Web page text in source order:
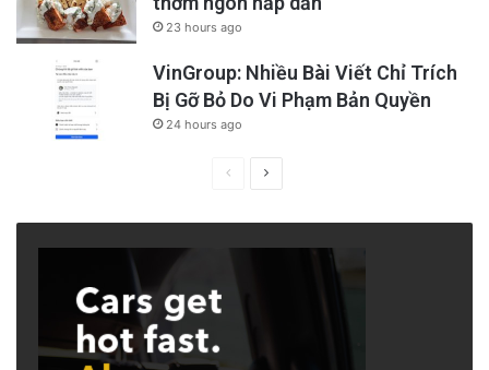
23 hours ago
VinGroup: Nhiều Bài Viết Chỉ Trích
Bị Gỡ Bỏ Do Vi Phạm Bản Quyền
24 hours ago
PreviousNext